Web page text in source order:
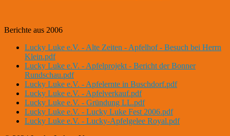
Berichte aus 2006
Lucky Luke e.V. - Alte Zeiten - Apfelhof - Besuch bei Herrn
Klein.pdf
Lucky Luke e.V. - Apfelprojekt - Bericht der Bonner
Rundschau.pdf
Lucky Luke e.V. - Apfelernte in Buschdorf.pdf
Lucky Luke e.V. - Apfelverkauf.pdf
Lucky Luke e.V. - Gründung LL.pdf
Lucky Luke e.V. - Lucky Luke Fest 2006.pdf
Lucky Luke e.V. - Lucky-Apfelgelee Royal.pdf